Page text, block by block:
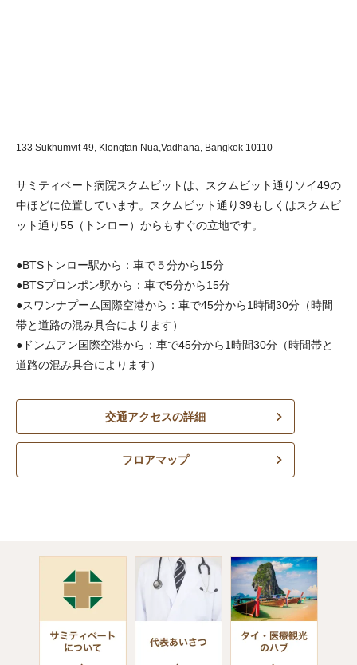
133 Sukhumvit 49, Klongtan Nua,Vadhana, Bangkok 10110
サミティベート病院スクムビットは、スクムビット通りソイ49の
中ほどに位置しています。スクムビット通り39もしくはスクムビ
ット通り55（トンロー）からもすぐの立地です。
●BTSトンロー駅から：車で５分から15分
●BTSプロンポン駅から：車で5分から15分
●スワンナプーム国際空港から：車で45分から1時間30分（時間
帯と道路の混み具合によります）
●ドンムアン国際空港から：車で45分から1時間30分（時間帯と
道路の混み具合によります）
交通アクセスの詳細
フロアマップ